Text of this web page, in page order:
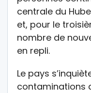
centrale du
et, pour le
nombre de
en repli.
Le pays
contaminations